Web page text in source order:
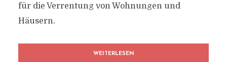
für die Verrentung von Wohnungen und
Häusern.
WEITERLESEN